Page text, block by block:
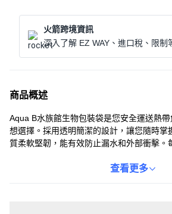
火箭跨境資訊
深入了解 EZ WAY、進口稅、限制
商品概述
Aqua B水族館生物包裝袋是您安全運送熱
想選擇。採用透明簡潔的設計，讓您隨時掌
質柔軟堅韌，能有效防止漏水和外部衝擊。
查看更多